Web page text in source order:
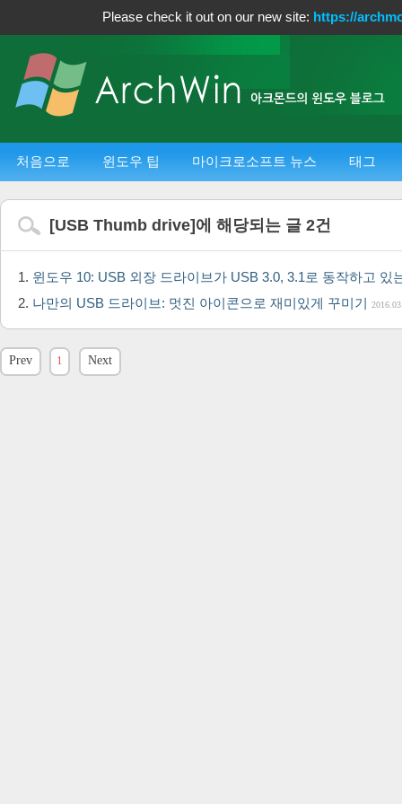
Please check it out on our new site: https://
처음으로 윈도우 팁 마이크로소프트 뉴스 태그
[USB Thumb drive]에 해당되는 글 2건
윈도우 10: USB 외장 드라이브가 USB 3.0, 3.1로 동작하고 있
나만의 USB 드라이브: 멋진 아이콘으로 재미있게 꾸미기
Prev 1 Next